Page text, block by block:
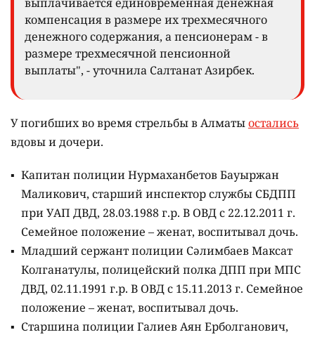
компенсация в размере их трехмесячного
денежного содержания, а пенсионерам - в
размере трехмесячной пенсионной
выплаты", - уточнила Салтанат Азирбек.
У погибших во время стрельбы в Алматыостались
вдовы и дочери.
Капитан полиции Нурмаханбетов Бауыржан
Маликович, старший инспектор службы СБДПП
при УАП ДВД, 28.03.1988 г.р. В ОВД с 22.12.2011 г.
Семейное положение – женат, воспитывал дочь.
Младший сержант полиции Сәлимбаев Максат
Колганатулы, полицейский полка ДПП при МПС
ДВД, 02.11.1991 г.р. В ОВД с 15.11.2013 г. Семейное
положение – женат, воспитывал дочь.
Старшина полиции Галиев Аян Ерболганович,